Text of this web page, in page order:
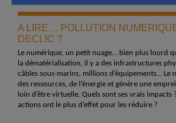
A LIRE… POLLUTION
DECLIC ?
Le numérique, un petit nuage… bien plus lourd
la dématérialisation, il y a des infrastructures
câbles sous-marins, millions d’équipements… Le
des ressources, de l’énergie et génère une
loin d’être virtuelle. Quels sont ses vrais impacts
actions ont le plus d’effet pour les réduire ?